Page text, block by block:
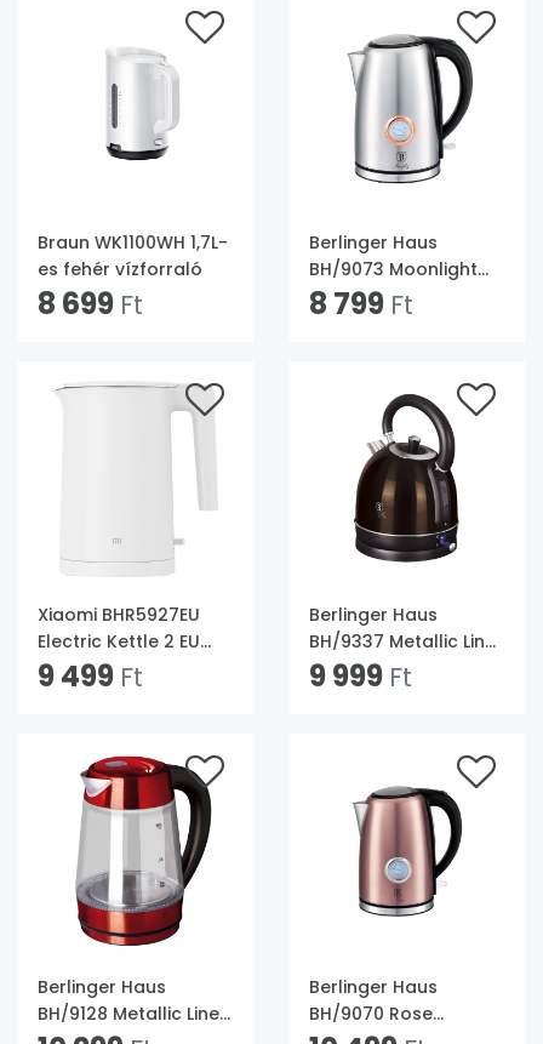
Braun WK1100WH 1,7L-
es fehér vízforraló
8 699 Ft
Berlinger Haus
BH/9073 Moonlight
Collection 1,7 L-es
8 799 Ft
Xiaomi BHR5927EU
Electric Kettle 2 EU
1,7L-es fehér
9 499 Ft
Berlinger Haus
BH/9337 Metallic Line
Shiny Black Edition
9 999 Ft
Berlinger Haus
BH/9128 Metallic Line
Berlinger Haus
BH/9070 Rose